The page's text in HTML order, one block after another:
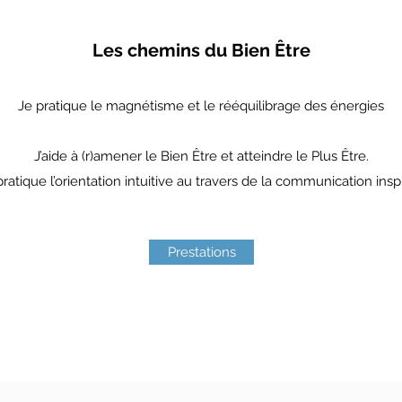
Les chemins du Bien Être
Je pratique le magnétisme et le rééquilibrage des énergies
J’aide à (r)amener le Bien Être et atteindre le Plus Être.
l’orientation intuitive au travers de la communication
Prestations